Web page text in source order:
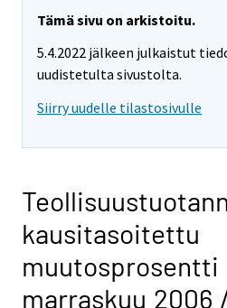
Tämä sivu on arkistoitu.
5.4.2022 jälkeen julkaistut
uudistetulta sivustolta.
Siirry uudelle tilastosivulle
kausitasoitettu
muutosprosentti
marraskuu 2006